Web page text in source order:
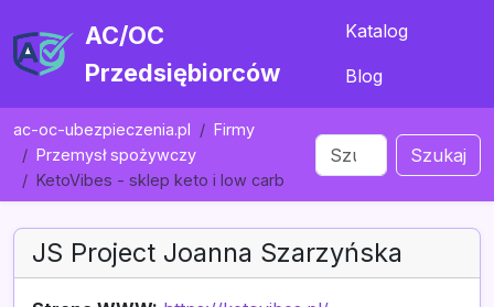
AC/OC
Przedsiębiorców
Katalog
Blog
ac-oc-ubezpieczenia.pl
Firmy
Przemysł spożywczy
KetoVibes - sklep keto i low carb
Szukaj
JS Project Joanna Szarzyńska